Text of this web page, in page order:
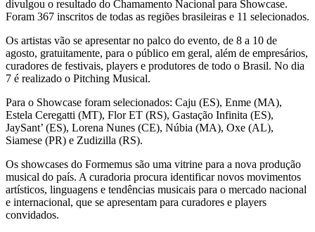
divulgou o resultado do Chamamento Nacional para Showcase.
Foram 367 inscritos de todas as regiões brasileiras e 11 selecionados.
Os artistas vão se apresentar no palco do evento, de 8 a 10 de
agosto, gratuitamente, para o público em geral, além de empresários,
curadores de festivais, players e produtores de todo o Brasil. No dia
7 é realizado o Pitching Musical.
Para o Showcase foram selecionados: Caju (ES), Enme (MA),
Estela Ceregatti (MT), Flor ET (RS), Gastação Infinita (ES),
JaySant’ (ES), Lorena Nunes (CE), Núbia (MA), Oxe (AL),
Siamese (PR) e Zudizilla (RS).
Os showcases do Formemus são uma vitrine para a nova produção
musical do país. A curadoria procura identificar novos movimentos
artísticos, linguagens e tendências musicais para o mercado nacional
e internacional, que se apresentam para curadores e players
convidados.